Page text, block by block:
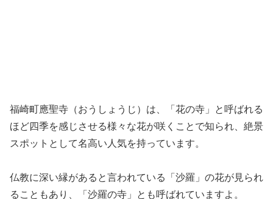
福崎町應聖寺（おうしょうじ）は、「花の寺」と呼ばれる
ほど四季を感じさせる様々な花が咲くことで知られ、絶景
スポットとして名高い人気を持っています。
仏教に深い縁があると言われている「沙羅」の花が見られ
ることもあり、「沙羅の寺」とも呼ばれていますよ。